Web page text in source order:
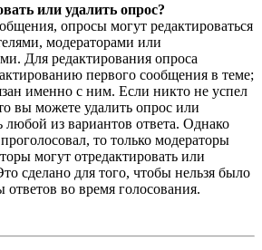
или удалить опрос?
опросы могут редактироваться
модераторами или
Для редактирования опроса
первого сообщения в теме;
именно с ним. Если никто не успел
вы можете удалить опрос или
любой из вариантов ответа. Однако
то только модераторы
могут отредактировать или
сделано для того, чтобы нельзя было
ответов во время голосования.